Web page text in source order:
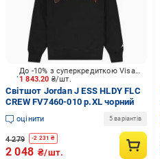
1 843.20 ₴/шт.
До -10% з суперкредиткою Visa Вигода
Світшот Jordan J ESS HLDY FLC
CREW FV7460-010 р.XL чорний
оцінити 5 варіантів
4 279 -2 231 ₴
2 048 ₴/шт.